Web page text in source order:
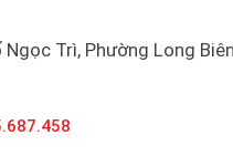
Ngọc Trì, Phường Long